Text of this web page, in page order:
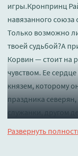
игры.Кронпринц
навязанного союза
Только возможно
твоей судьбой?А
Корвин — стоит на
чувством. Ее
князем, которому
праздника
служанки, другом
известные только
Развернуть